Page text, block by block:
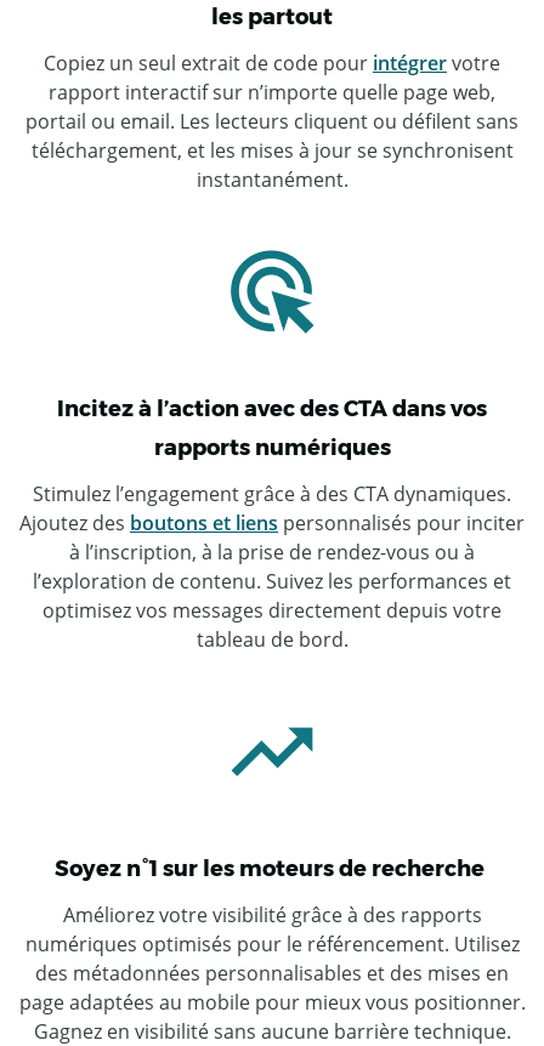
les partout
Copiez un seul extrait de code pour intégrervotre
rapport interactif sur n’importe quelle page web,
portail ou email. Les lecteurs cliquent ou défilent sans
téléchargement, et les mises à jour se synchronisent
instantanément.
Incitez à l’action avec des CTA dans vos
rapports numériques
Stimulez l’engagement grâce à des CTA dynamiques.
Ajoutez des boutons et liens personnalisés pour inciter
à l’inscription, à la prise de rendez-vous ou à
l’exploration de contenu. Suivez les performances et
optimisez vos messages directement depuis votre
tableau de bord.
Soyez n°1 sur les moteurs de recherche
Améliorez votre visibilité grâce à des rapports
numériques optimisés pour le référencement. Utilisez
des métadonnées personnalisables et des mises en
page adaptées au mobile pour mieux vous positionner.
Gagnez en visibilité sans aucune barrière technique.